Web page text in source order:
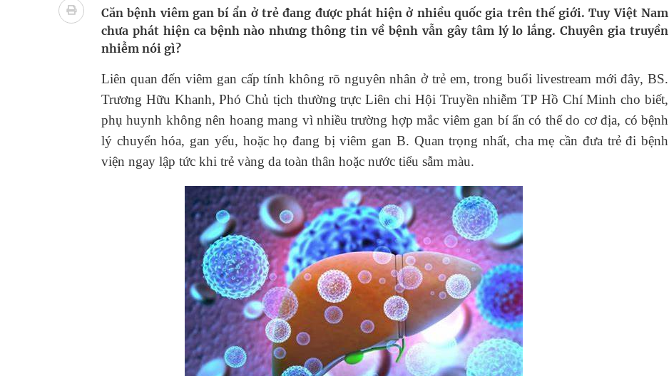
Ung thư thận: Nguy hiểm vì tiến triển quá âm thầm
Nhiều chuỗi hoạt động lớn được diễn ra tại Lễ hội sầu riêng 2026
Tiếp tục rà soát, triển khai các nhiệm vụ trong lĩnh vực cấp cứu, điều trị đột quỵ
Súp lơ xanh mang đến hy vọng mới trong phòng ngừa ung thư
Tác Dụng Chống Kết Tập Tiểu Cầu Và Chống Đông Máu Của Các Loài Nhân Sâm (Panax Spp.): Tổng
Quan Bằng Chứng Dược Lý Và Cơ Chế Phân Tử
Xây dựng bản đồ mạng lưới cấp cứu ngoại viện toàn quốc
Căn bệnh viêm gan bí ẩn ở trẻ đang được phát hiện ở nhiều quốc gia trên thế giới. Tuy Việt Nam
chưa phát hiện ca bệnh nào nhưng thông tin về bệnh vẫn gây tâm lý lo lắng. Chuyên gia truyền
nhiễm nói gì?
Liên quan đến viêm gan cấp tính không rõ nguyên nhân ở trẻ em, trong buổi livestream mới đây, BS.
Trương Hữu Khanh, Phó Chủ tịch thường trực Liên chi Hội Truyền nhiễm TP Hồ Chí Minh cho biết,
phụ huynh không nên hoang mang vì nhiều trường hợp mắc viêm gan bí ẩn có thể do cơ địa, có bệnh
lý chuyển hóa, gan yếu, hoặc họ đang bị viêm gan B. Quan trọng nhất, cha mẹ cần đưa trẻ đi bệnh
viện ngay lập tức khi trẻ vàng da toàn thân hoặc nước tiểu sẫm màu.